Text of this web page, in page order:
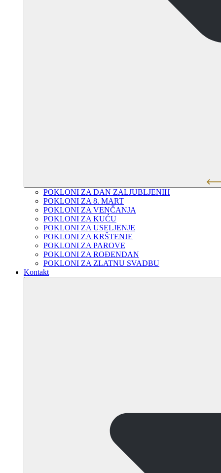
POKLONI ZA DAN ZALJUBLJENIH
POKLONI ZA 8. MART
POKLONI ZA VENČANJA
POKLONI ZA KUĆU
POKLONI ZA USELJENJE
POKLONI ZA KRŠTENJE
POKLONI ZA PAROVE
POKLONI ZA ROĐENDAN
POKLONI ZA ZLATNU SVADBU
Kontakt